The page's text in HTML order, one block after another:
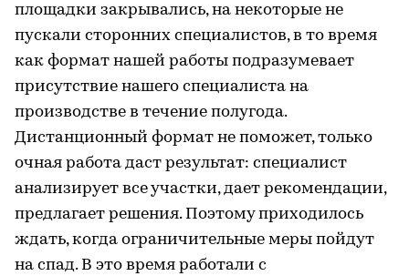
площадки закрывались, на некоторые не
пускали сторонних специалистов, в то время
как формат нашей работы подразумевает
присутствие нашего специалиста на
производстве в течение полугода.
Дистанционный формат не поможет, только
очная работа даст результат: специалист
анализирует все участки, дает рекомендации,
предлагает решения. Поэтому приходилось
ждать, когда ограничительные меры пойдут
на спад. В это время работали с